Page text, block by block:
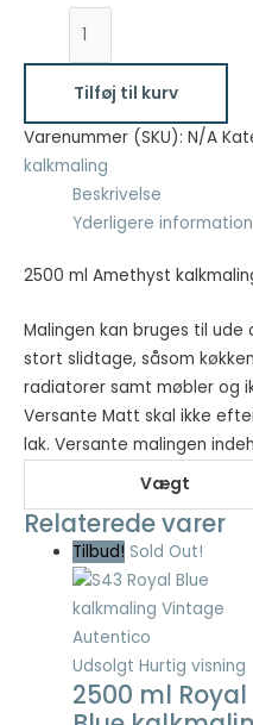
kalkmaling
mat
Versante
Autentico
Tilføj til kurv
Varenummer (SKU): N/A
kalkmaling
Beskrivelse
Yderligere information
2500 ml Amethyst
Malingen kan bruges til
stort slidtage, såsom
radiatorer samt møbler og
Versante Matt skal ikke
lak. Versante malingen
Vægt
Relaterede varer
Tilbud! Sold Out!
Udsolgt Hurtig visning
2500 ml Royal
Nødvendig
Nødvendige
cookies hjælper
med at gøre en
hjemmeside
brugbar ved at
grundlæggende
navigation og
adgang til sikre
områder af
hjemmesiden.
Hjemmesiden
kan ikke fungere
ordentligt uden
disse cookies.
Statistisk
Statistisk
cookies
hjælper
webstedsejere
med at forstå,